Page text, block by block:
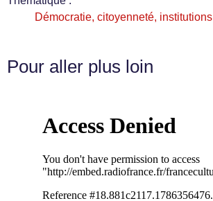
Démocratie, citoyenneté, institutions
Pour aller plus loin